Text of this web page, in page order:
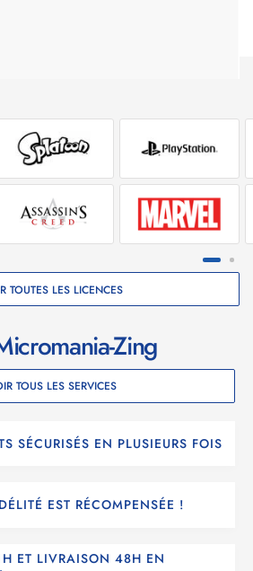
TOUTES LES LICENCES
Zing
TOUS LES SERVICES
SÉCURISÉS EN PLUSIEURS FOIS
EST RÉCOMPENSÉE !
ET LIVRAISON 48H EN